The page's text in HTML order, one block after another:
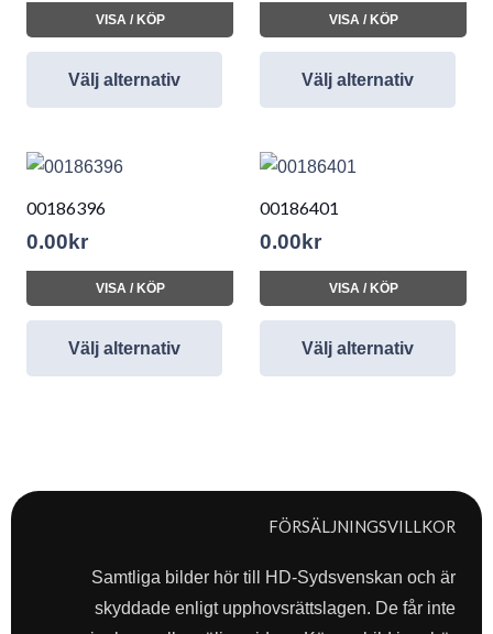
VISA / KÖP
Välj alternativ
VISA / KÖP
Välj alternativ
00186396
0.00 kr
VISA / KÖP
Välj alternativ
00186401
0.00 kr
VISA / KÖP
Välj alternativ
FÖRSÄLJNINGSVILLKOR
Samtliga bilder hör till HD-Sydsvenskan och är
skyddade enligt upphovsrättslagen. De får inte